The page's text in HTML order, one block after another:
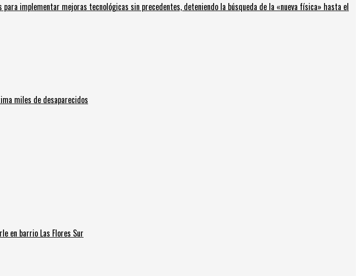
implementar mejoras tecnológicas sin precedentes, deteniendo la búsqueda de la «nueva física» hasta el
miles de desaparecidos
en barrio Las Flores Sur